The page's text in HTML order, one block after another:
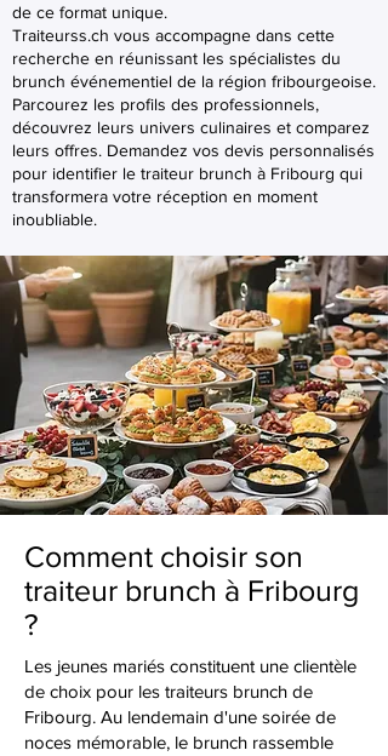
de ce format unique.
Traiteurss.ch vous accompagne dans cette
recherche en réunissant les spécialistes du
brunch événementiel de la région fribourgeoise.
Parcourez les profils des professionnels,
découvrez leurs univers culinaires et comparez
leurs offres. Demandez vos devis personnalisés
pour identifier le traiteur brunch à Fribourg qui
transformera votre réception en moment
inoubliable.
Comment choisir son
traiteur brunch à Fribourg
?
Les jeunes mariés constituent une clientèle
de choix pour les traiteurs brunch de
Fribourg. Au lendemain d'une soirée de
noces mémorable, le brunch rassemble